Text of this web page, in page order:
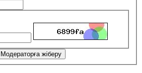
Модераторға жіберу